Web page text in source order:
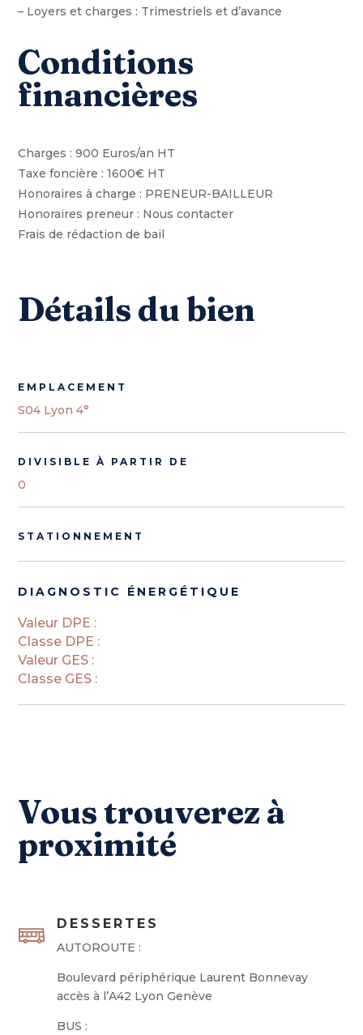
– Loyers et charges : Trimestriels et d’avance
Conditions
financières
Charges : 900 Euros/an HT
Taxe foncière : 1600€ HT
Honoraires à charge : PRENEUR-BAILLEUR
Honoraires preneur : Nous contacter
Frais de rédaction de bail
Détails du bien
EMPLACEMENT
S04 Lyon 4°
DIVISIBLE À PARTIR DE
0
STATIONNEMENT
DIAGNOSTIC ÉNERGÉTIQUE
Valeur DPE :
Classe DPE :
Valeur GES :
Classe GES :
Vous trouverez à
proximité
DESSERTES
AUTOROUTE :
Boulevard périphérique Laurent Bonnevay
accès à l’A42 Lyon Genève
BUS :